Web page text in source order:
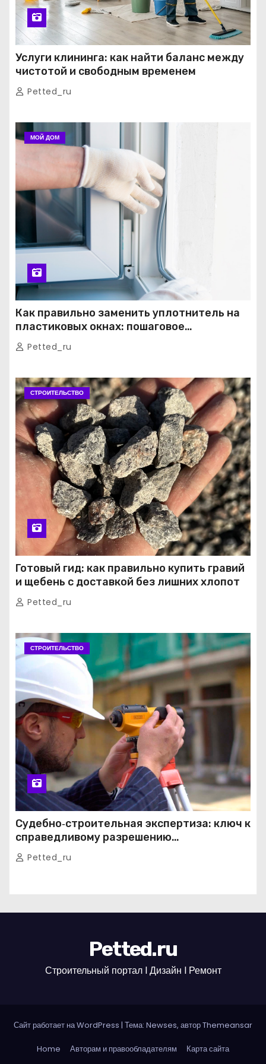
Услуги клининга: как найти баланс между
чистотой и свободным временем
Petted_ru
МОЙ ДОМ
Как правильно заменить уплотнитель на
пластиковых окнах: пошаговое
руководство от экспертов
Petted_ru
СТРОИТЕЛЬСТВО
Готовый гид: как правильно купить гравий
и щебень с доставкой без лишних хлопот
Petted_ru
СТРОИТЕЛЬСТВО
Судебно‑строительная экспертиза: ключ к
справедливому разрешению
строительных споров
Petted_ru
Petted.ru
Строительный портал l Дизайн l Ремонт
Сайт работает на WordPress | Тема: Newses, авторThemeansar
Home Авторам и правообладателям Карта сайта